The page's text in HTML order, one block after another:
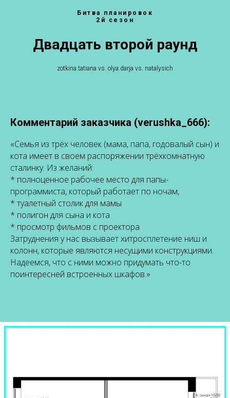
Битва планировок
2й сезон
Двадцать второй раунд
zotkina.tatiana vs. olya.darja vs. natalysich
Комментарий заказчика (verushka_666):
«Семья из трёх человек (мама, папа, годовалый сын) и
кота имеет в своем распоряжении трёхкомнатную
сталинку. Из желаний:
* полноценное рабочее место для папы-
программиста, который работает по ночам,
* туалетный столик для мамы
* полигон для сына и кота
* просмотр фильмов с проектора
Затруднения у нас вызывает хитросплетение ниш и
колонн, которые являются несущими конструкциями.
Надеемся, что с ними можно придумать что-то
поинтересней встроенных шкафов.»